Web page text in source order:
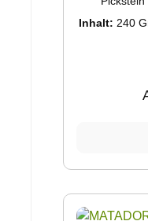
Vielfalt an
den
Inhalt: 240